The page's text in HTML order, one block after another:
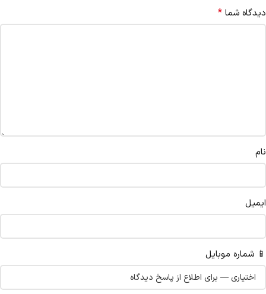
دیدگاه شما *
نام
ایمیل
📱 شماره موبایل